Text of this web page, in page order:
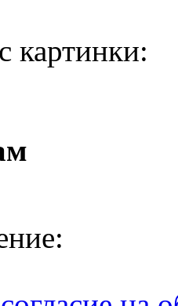
картинки: